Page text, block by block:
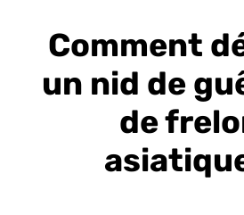
Comment
un nid de
de